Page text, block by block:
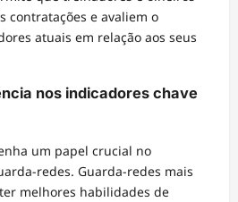
contratações e avaliem o
atuais em relação aos seus
nos indicadores chave
um papel crucial no
redes. Guarda-redes mais
melhores habilidades de